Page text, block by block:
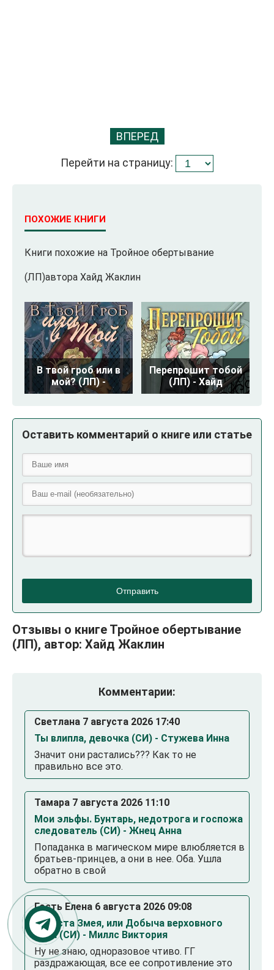
ВПЕРЕД
Перейти на страницу:
ПОХОЖИЕ КНИГИ
Книги похожие на Тройное обертывание
(ЛП)автора Хайд Жаклин
В твой гроб или в
мой? (ЛП) -
Перепрошит тобой
(ЛП) - Хайд
Оставить комментарий о книге или статье
Отправить
Отзывы о книге Тройное обертывание
(ЛП), автор: Хайд Жаклин
Комментарии:
Светлана 7 августа 2026 17:40
Ты влипла, девочка (СИ) - Стужева Инна
Значит они растались??? Как то не
правильно все это.
Тамара 7 августа 2026 11:10
Мои эльфы. Бунтарь, недотрога и госпожа
следователь (СИ) - Жнец Анна
Попаданка в магическом мире влюбляется в
братьев-принцев, а они в нее. Оба. Ушла
обратно в свой
Гость Елена 6 августа 2026 09:08
Невеста Змея, или Добыча верховного
Нага (СИ) - Миллс Виктория
Ну не знаю, одноразовое чтиво. ГГ
раздражающая, все ее сопротивление это